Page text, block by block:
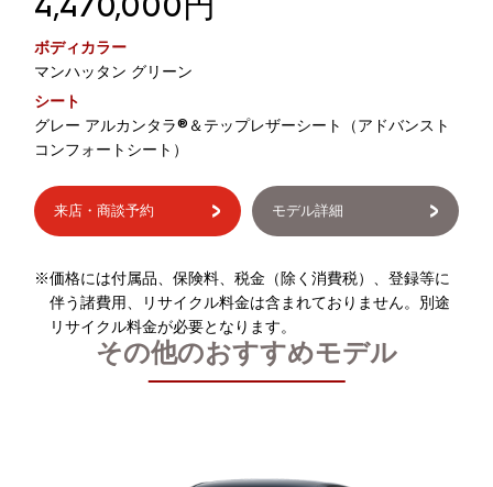
ボディカラー
マンハッタン グリーン
シート
グレー アルカンタラ®＆テップレザーシート（アドバンスト
コンフォートシート）
来店・商談予約 モデル詳細
※価格には付属品、保険料、税金（除く消費税）、登録等に
伴う諸費用、リサイクル料金は含まれておりません。別途
リサイクル料金が必要となります。
その他のおすすめモデル